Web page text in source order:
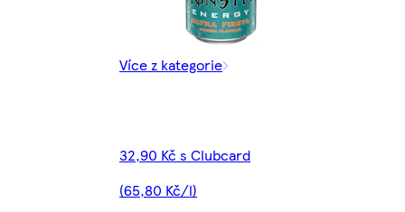
Více z kategorie
32,90 Kč s Clubcard
(65,80 Kč/l)